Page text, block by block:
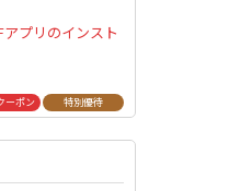
プリのインスト
ーポン 特別優待